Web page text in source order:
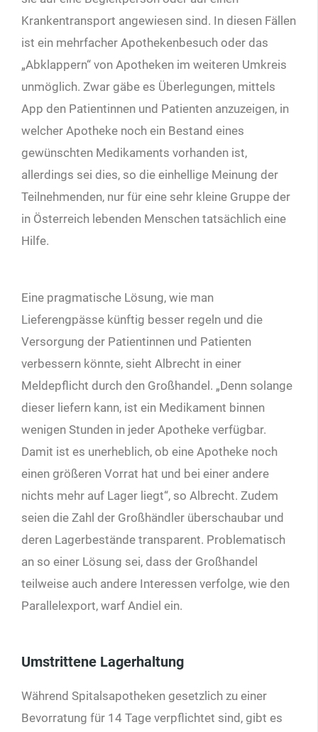
Krankentransport angewiesen sind. In diesen Fällen
ist ein mehrfacher Apothekenbesuch oder das
„Abklappern“ von Apotheken im weiteren Umkreis
unmöglich. Zwar gäbe es Überlegungen, mittels
App den Patientinnen und Patienten anzuzeigen, in
welcher Apotheke noch ein Bestand eines
gewünschten Medikaments vorhanden ist,
allerdings sei dies, so die einhellige Meinung der
Teilnehmenden, nur für eine sehr kleine Gruppe der
in Österreich lebenden Menschen tatsächlich eine
Hilfe.
Eine pragmatische Lösung, wie man
Lieferengpässe künftig besser regeln und die
Versorgung der Patientinnen und Patienten
verbessern könnte, sieht Albrecht in einer
Meldepflicht durch den Großhandel. „Denn solange
dieser liefern kann, ist ein Medikament binnen
wenigen Stunden in jeder Apotheke verfügbar.
Damit ist es unerheblich, ob eine Apotheke noch
einen größeren Vorrat hat und bei einer andere
nichts mehr auf Lager liegt“, so Albrecht. Zudem
seien die Zahl der Großhändler überschaubar und
deren Lagerbestände transparent. Problematisch
an so einer Lösung sei, dass der Großhandel
teilweise auch andere Interessen verfolge, wie den
Parallelexport, warf Andiel ein.
Umstrittene Lagerhaltung
Während Spitalsapotheken gesetzlich zu einer
Bevorratung für 14 Tage verpflichtet sind, gibt es